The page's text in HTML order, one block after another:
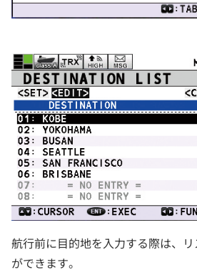
航行前に目的地を入力する際は、
ができます。